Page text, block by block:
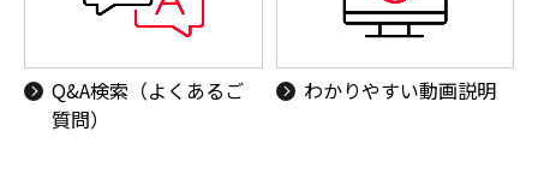
Q&A検索（よくあるご
質問）
わかりやすい動画説明